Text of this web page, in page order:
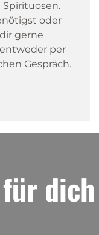
oder
gerne
per
Gespräch.
dich